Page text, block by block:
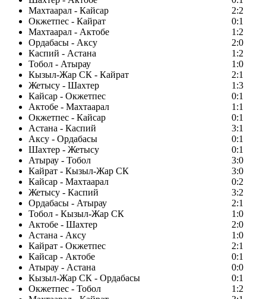
Махтаарал - Кайсар
2:2
Окжетпес - Кайрат
0:1
Махтаарал - Актобе
1:2
Ордабасы - Аксу
2:0
Каспий - Астана
1:2
Тобол - Атырау
1:0
Кызыл-Жар СК - Кайрат
2:1
Жетысу - Шахтер
1:3
Кайсар - Окжетпес
0:1
Актобе - Махтаарал
1:1
Окжетпес - Кайсар
0:1
Астана - Каспий
3:1
Аксу - Ордабасы
0:1
Шахтер - Жетысу
0:1
Атырау - Тобол
3:0
Кайрат - Кызыл-Жар СК
3:0
Кайсар - Махтаарал
0:2
Жетысу - Каспий
3:2
Ордабасы - Атырау
2:1
Тобол - Кызыл-Жар СК
1:0
Актобе - Шахтер
2:0
Астана - Аксу
1:0
Кайрат - Окжетпес
2:1
Кайсар - Актобе
0:1
Атырау - Астана
0:0
Кызыл-Жар СК - Ордабасы
0:1
Окжетпес - Тобол
1:2